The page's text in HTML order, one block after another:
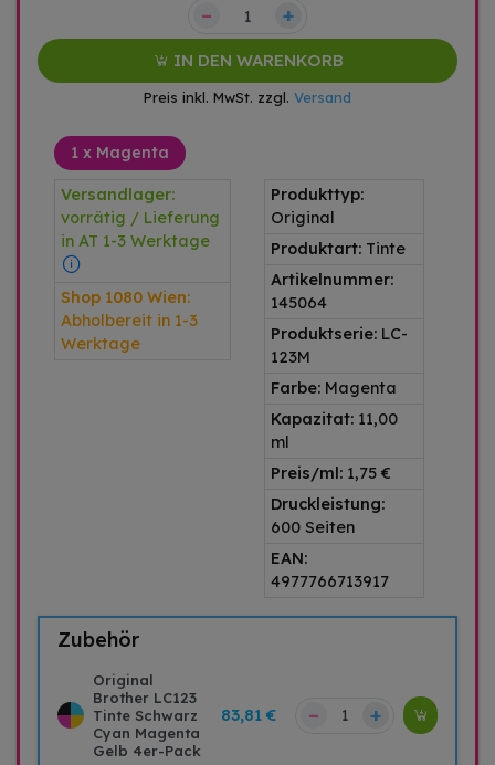
– +
IN DEN WARENKORB
Preis inkl. MwSt. zzgl. Versand
1 x Magenta
Versandlager:
vorrätig / Lieferung
in AT 1-3 Werktage
Shop 1080 Wien:
Abholbereit in 1-3
Werktage
Produkttyp:
Original
Produktart: Tinte
Artikelnummer:
145064
Produktserie: LC-
123M
Farbe: Magenta
Kapazitat: 11,00
ml
Preis/ml: 1,75 €
Druckleistung:
600 Seiten
EAN:
4977766713917
Zubehör
Original
Brother LC123
Tinte Schwarz
Cyan Magenta
Gelb 4er-Pack
83,81 € – +